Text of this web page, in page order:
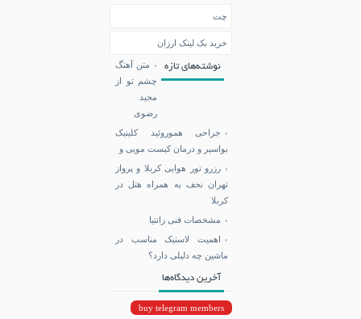
چت
خرید بک لینک ارزان
نوشته‌های تازه
متن آهنگ
چشم تو از
مجید
رضوی
جراحی هموروئید کلینیک
بواسیر و درمان کیست مویی و
رزرو تور هوایی کربلا و پرواز
تهران نجف به همراه هتل در
کربلا
مشخصات فنی زانتیا
اهمیت لاستیک مناسب در
ماشین چه دلیلی دارد؟
آخرین دیدگاه‌ها
buy telegram members